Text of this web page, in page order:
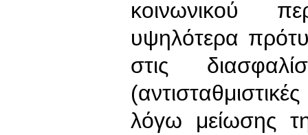
κοινωνικού
υψηλότερα
στις
λόγω μείωσης